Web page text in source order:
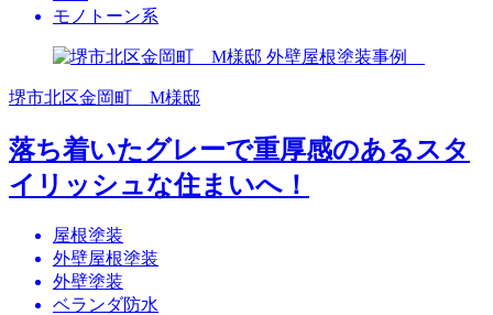
モノトーン系
堺市北区金岡町 M様邸
落ち着いたグレーで重厚感のあるスタ
イリッシュな住まいへ！
屋根塗装
外壁屋根塗装
外壁塗装
ベランダ防水